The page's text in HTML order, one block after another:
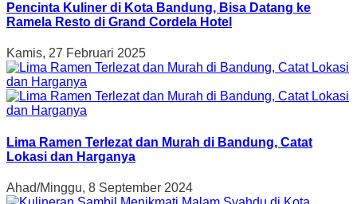
Pencinta Kuliner di Kota Bandung, Bisa Datang ke
Ramela Resto di Grand Cordela Hotel
Kamis, 27 Februari 2025
Lima Ramen Terlezat dan Murah di Bandung, Catat
Lokasi dan Harganya
Ahad/Minggu, 8 September 2024